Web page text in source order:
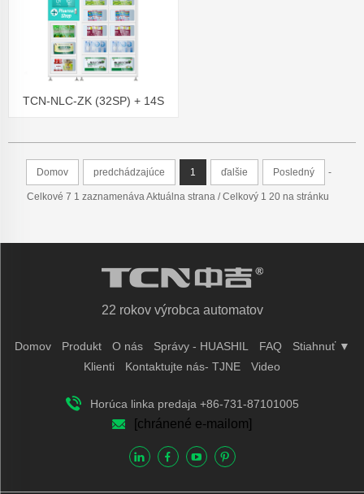
TCN-NLC-ZK (32SP) + 14S
Domov predchádzajúce 1 ďalšie Posledný -
Celkové 7 1 zaznamenáva Aktuálna strana / Celkový 1 20 na stránku
22 rokov výrobca automatov
Domov Produkt O nás Správy - HUASHIL FAQ
Stiahnuť ▼
Klienti
Kontaktujte nás- TJNE Video
Horúca linka predaja +86-731-87101005
[chránené e-mailom]